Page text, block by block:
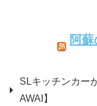
阿
SLキッチンカー
AWAI】